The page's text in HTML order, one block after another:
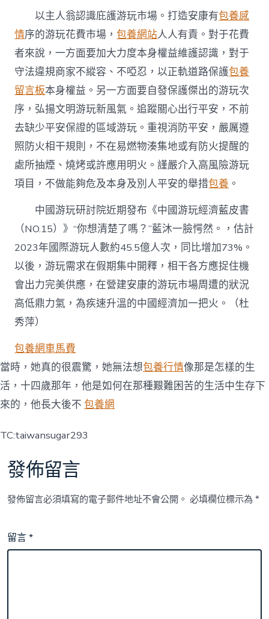
以主人翁認識庇護游玩市場。打造安康有包養感
情序的游玩花費市場，包養網站人人有責。對于花費
者來說，一方面要加大力度本身權益維護認識，對于
守法違規商家不縱容、不啞忍，以正軌道路保護包養
留言板本身權益。另一方面要自發保護傑出的游玩次
序，弘揚文明游玩新風氣。追蹤關心出行平安，不前
去缺少平安保證的區域游玩。重視消防平安，嚴厲遵
照防火相干規則，不在易燃物湊集地或有防火提醒的
處所抽煙、燒烤或許應用明火。謹嚴介入高風險游玩
項目，不做能夠危及本身及別人平安的舉措包養 。
中國游玩研討院近期發布《中國游玩經濟藍皮書
（NO.15）》“你想清楚了嗎？”藍沐一臉愕然。，估計
2023年國際游玩人數約45.5億人次，同比增加73%。
以後，游玩需求在假期集中開釋，相干各方應捉住機
會出力完美供應，在營建安康的游玩市場周遭的狀況
高低鼎力氣，為疾速升溫的中國經濟加一把火。（杜
秀萍）
包養網車馬費
當時，她真的很震驚，她無法想包養行情像那是怎樣的生
活，十四歲那年，他是如何在那種艱難困苦的生活中生存下
來的，他長大後不 包養網
TC:taiwansugar293
發佈留言
發佈留言必須填寫的電子郵件地址不會公開。 必填欄位標示為*
留言*